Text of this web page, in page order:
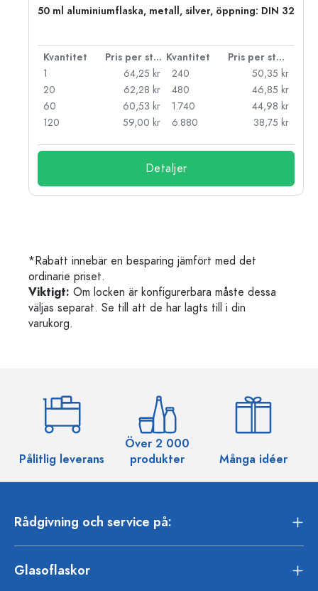
50 ml aluminiumflaska, metall, silver, öppning: DIN 32
Kvantitet Pris per styck Kvantitet
Pris per styck
1
64,25 kr
20
62,28 kr
60
60,53 kr
120
59,00 kr
240
50,35 kr
480
46,85 kr
1.740
44,98 kr
6.880
38,75 kr
Detaljer
*Rabatt innebär en besparing jämfört med det
ordinarie priset.
Viktigt: Om locken är konfigurerbara måste dessa
väljas separat. Se till att de har lagts till i din
varukorg.
Pålitlig leverans
Över 2 000
produkter
Många idéer
Rådgivning och service på:
Glasoflaskor